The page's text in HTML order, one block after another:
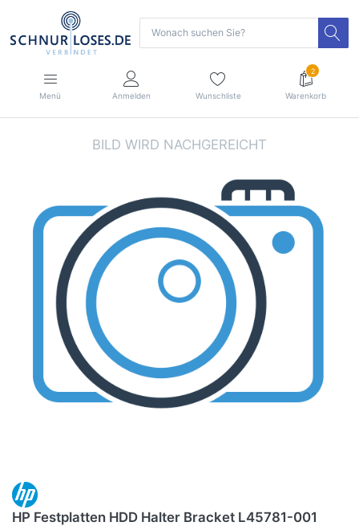
Menü Anmelden Wunschliste
2
Warenkorb
HP Festplatten HDD Halter Bracket L45781-001